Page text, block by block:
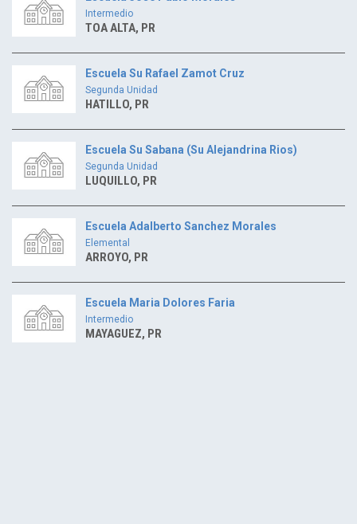
Intermedio
TOA ALTA, PR
Escuela Su Rafael Zamot Cruz
Segunda Unidad
HATILLO, PR
Escuela Su Sabana (Su Alejandrina Rios)
Segunda Unidad
LUQUILLO, PR
Escuela Adalberto Sanchez Morales
Elemental
ARROYO, PR
Escuela Maria Dolores Faria
Intermedio
MAYAGUEZ, PR